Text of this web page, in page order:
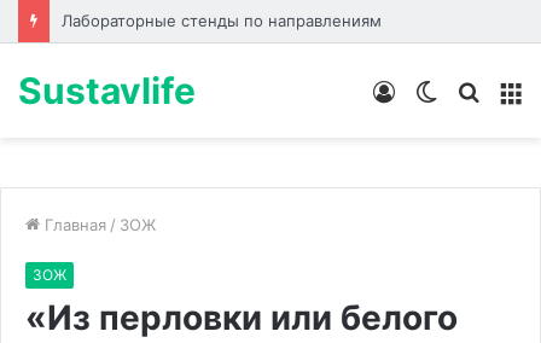
Лабораторные стенды по направлениям
Sustavlife
Switch
Войти
Главная / ЗОЖ
ЗОЖ
«Из перловки или белого